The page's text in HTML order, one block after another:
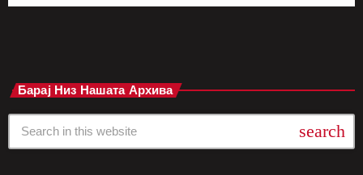
Барај Низ Нашата Архива
search